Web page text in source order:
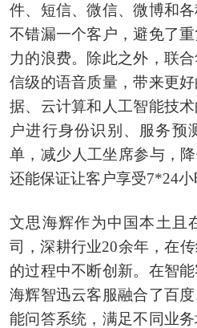
件、短信、微信、微博和
不错漏一个客户，避免了
力的浪费。除此之外，联
信级的语音质量，带来更
据、云计算和人工智能技
户进行身份识别、服务预
单，减少人工坐席参与，
还能保证让客户享受7*24小
文思海辉作为中国本土且
司，深耕行业20余年，在
的过程中不断创新。在智
海辉智迅云客服融合了百
能问答系统，满足不同业